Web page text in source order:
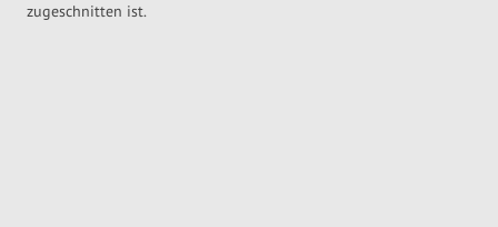
zugeschnitten ist.